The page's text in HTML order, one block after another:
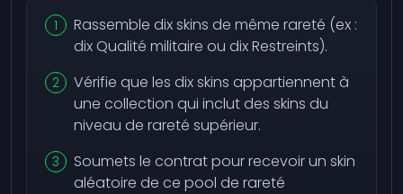
Rassemble dix skins de même rareté (ex :
dix Qualité militaire ou dix Restreints).
Vérifie que les dix skins appartiennent à
une collection qui inclut des skins du
niveau de rareté supérieur.
Soumets le contrat pour recevoir un skin
aléatoire de ce pool de rareté